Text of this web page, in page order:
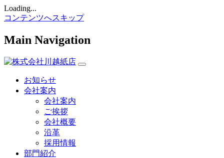
Loading...
コンテンツへスキップ
Main Navigation
お知らせ
会社案内
会社案内
ご挨拶
会社概要
沿革
採用情報
部門紹介